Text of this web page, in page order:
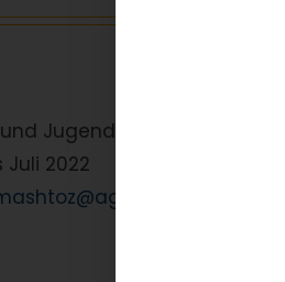
Jugendliche zwischen 8 –
Juli 2022